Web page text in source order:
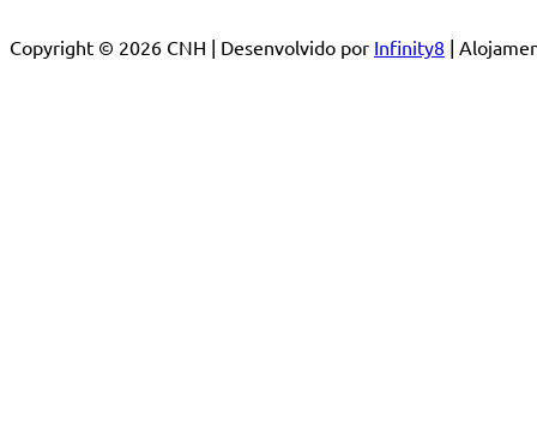
Copyright © 2026 CNH | Desenvolvido por Infinity8 |